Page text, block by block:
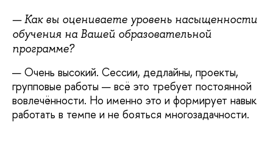
— Как вы оцениваете уровень насыщенности
обучения на Вашей образовательной
программе?
— Очень высокий. Сессии, дедлайны, проекты,
групповые работы — всё это требует постоянной
вовлечённости. Но именно это и формирует навык
работать в темпе и не бояться многозадачности.